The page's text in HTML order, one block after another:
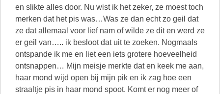
en slikte alles door. Nu wist ik het zeker, ze moest toch
merken dat het pis was…Was ze dan echt zo geil dat
ze dat allemaal voor lief nam of wilde ze dit en werd ze
er geil van….. ik besloot dat uit te zoeken. Nogmaals
ontspande ik me en liet een iets grotere hoeveelheid
ontsnappen… Mijn meisje merkte dat en keek me aan,
haar mond wijd open bij mijn pik en ik zag hoe een
straaltje pis in haar mond spoot. Komt er nog meer of